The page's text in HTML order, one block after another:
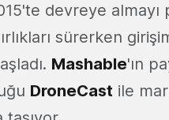
devreye almayı
sürerken
Mashable'ın
DroneCast ile